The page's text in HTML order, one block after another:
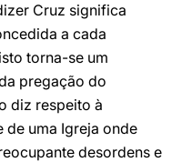
Cruz significa
a cada
torna-se um
pregação do
diz respeito à
de uma Igreja onde
desordens e